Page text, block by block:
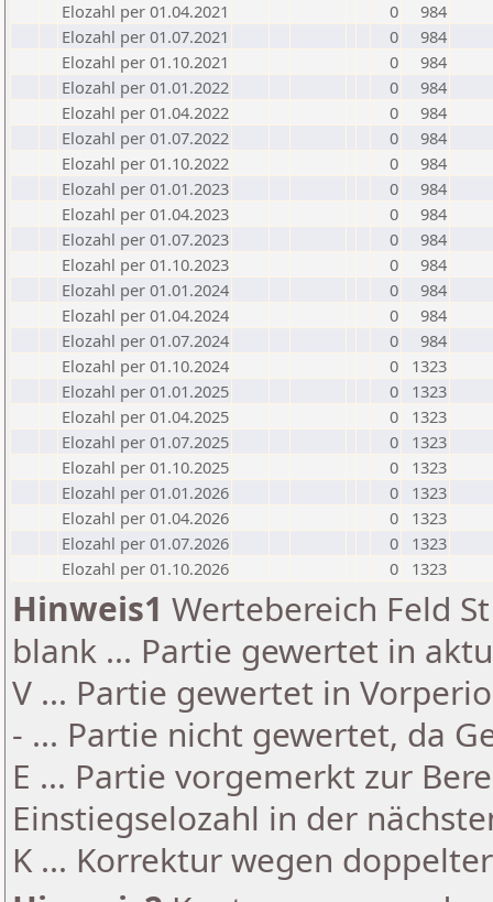
Elozahl per 01.04.2021
0
984
Elozahl per 01.07.2021
0
984
Elozahl per 01.10.2021
0
984
Elozahl per 01.01.2022
0
984
Elozahl per 01.04.2022
0
984
Elozahl per 01.07.2022
0
984
Elozahl per 01.10.2022
0
984
Elozahl per 01.01.2023
0
984
Elozahl per 01.04.2023
0
984
Elozahl per 01.07.2023
0
984
Elozahl per 01.10.2023
0
984
Elozahl per 01.01.2024
0
984
Elozahl per 01.04.2024
0
984
Elozahl per 01.07.2024
0
984
Elozahl per 01.10.2024
0
1323
Elozahl per 01.01.2025
0
1323
Elozahl per 01.04.2025
0
1323
Elozahl per 01.07.2025
0
1323
Elozahl per 01.10.2025
0
1323
Elozahl per 01.01.2026
0
1323
Elozahl per 01.04.2026
0
1323
Elozahl per 01.07.2026
0
1323
Elozahl per 01.10.2026
0 1323
Hinweis1 Wertebereich Feld
blank ... Partie gewertet in
V ... Partie gewertet in
- ... Partie nicht gewertet, da
E ... Partie vorgemerkt zur
Einstiegselozahl in der
K ... Korrektur wegen